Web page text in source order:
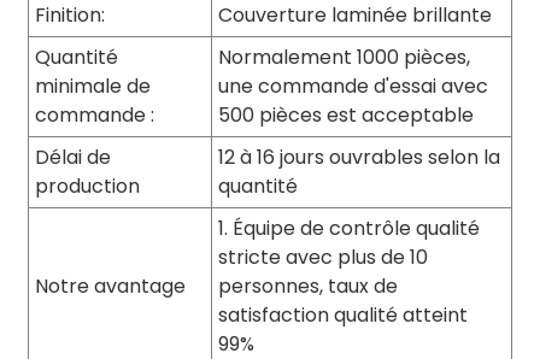
Finition:
Couverture laminée brillante
Quantité
minimale de
commande :
Normalement 1000 pièces,
une commande d'essai avec
500 pièces est acceptable
Délai de
production
12 à 16 jours ouvrables selon la
quantité
Notre avantage
1. Équipe de contrôle qualité
stricte avec plus de 10
personnes, taux de
satisfaction qualité atteint
99%